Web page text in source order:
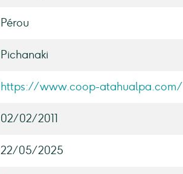
Pérou
Pichanaki
https://www.coop-atahualpa.com/
02/02/2011
22/05/2025